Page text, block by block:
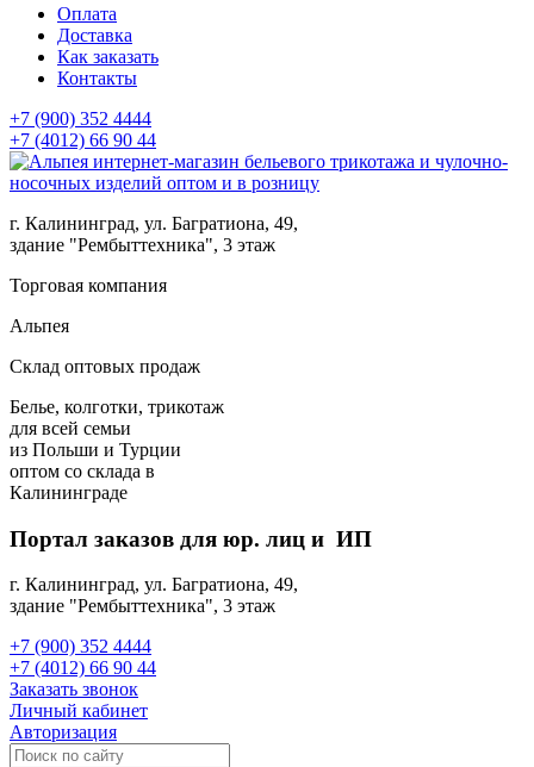
Оплата
Доставка
Как заказать
Контакты
+7 (900) 352 4444
+7 (4012) 66 90 44
г. Калининград, ул. Багратиона, 49,
здание "Рембыттехника", 3 этаж
Торговая компания
Альпея
Склад оптовых продаж
Белье, колготки, трикотаж
для всей семьи
из Польши и Турции
оптом со склада в
Калининграде
Портал заказов для юр. лиц и ИП
г. Калининград, ул. Багратиона, 49,
здание "Рембыттехника", 3 этаж
+7 (900) 352 4444
+7 (4012) 66 90 44
Заказать звонок
Личный кабинет
Авторизация